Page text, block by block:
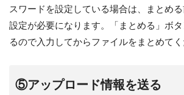
スワードを設定している場合は、まとめ
設定が必要になります。「まとめる」ボ
るので入力してからファイルをまとめてく
⑤アップロード情報を送る